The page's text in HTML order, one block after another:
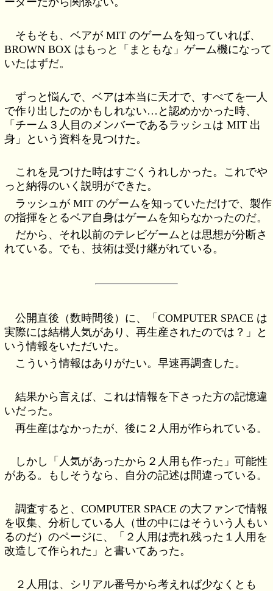
そもそも、ベアが MIT のゲームを知っていれば、
BROWN BOX はもっと「まともな」ゲーム機になって
いたはずだ。
ずっと悩んで、ベアは本当に天才で、すべてを一人
で作り出したのかもしれない…と認めかかった時、
「チーム３人目のメンバーであるラッシュは MIT 出
身」という資料を見つけた。
これを見つけた時はすごくうれしかった。これでや
っと納得のいく説明ができた。
ラッシュが MIT のゲームを知っていただけで、製作
の指揮をとるベア自身はゲームを知らなかったのだ。
だから、それ以前のテレビゲームとは思想が分断さ
れている。でも、技術は受け継がれている。
公開直後（数時間後）に、「COMPUTER SPACE は
実際には結構人気があり、再生産されたのでは？」と
いう情報をいただいた。
こういう情報はありがたい。早速再調査した。
結果から言えば、これは情報を下さった方の記憶違
いだった。
再生産はなかったが、後に２人用が作られている。
しかし「人気があったから２人用も作った」可能性
がある。もしそうなら、自分の記述は間違っている。
調査すると、COMPUTER SPACE の大ファンで情報
を収集、分析している人（世の中にはそういう人もい
るのだ）のページに、「２人用は売れ残った１人用を
改造して作られた」と書いてあった。
２人用は、シリアル番号から考えれば少なくとも